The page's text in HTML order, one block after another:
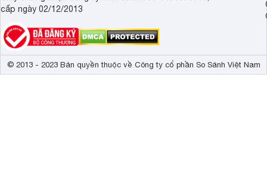
cấp ngày 02/12/2013
© 2013 - 2023 Bản quyền thuộc về Công ty cổ phần So Sánh Việt Nam